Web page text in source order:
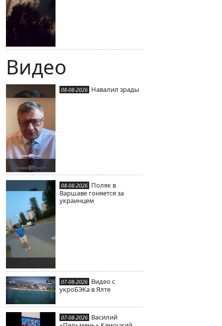
Видео
08-08-2026 Навалил зрады
08-08-2026 Поляк в
Варшаве гоняется за
украинцем
07-08-2026 Видео с
укроБЭКа в Ялте
07-08-2026 Василий